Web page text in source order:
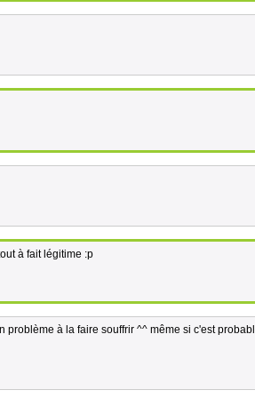
à fait légitime :p
problème à la faire souffrir ^^ même si c'est